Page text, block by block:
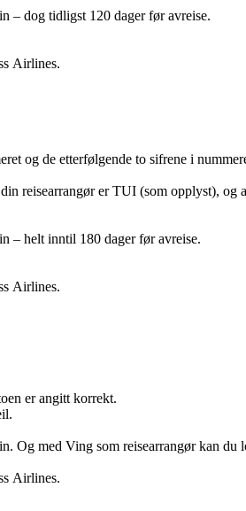
– dog tidligst 120 dager før avreise.
Airlines.
og de etterfølgende to sifrene i
reisearrangør er TUI (som opplyst),
– helt inntil 180 dager før avreise.
Airlines.
er angitt korrekt.
Og med Ving som reisearrangør kan
Airlines.